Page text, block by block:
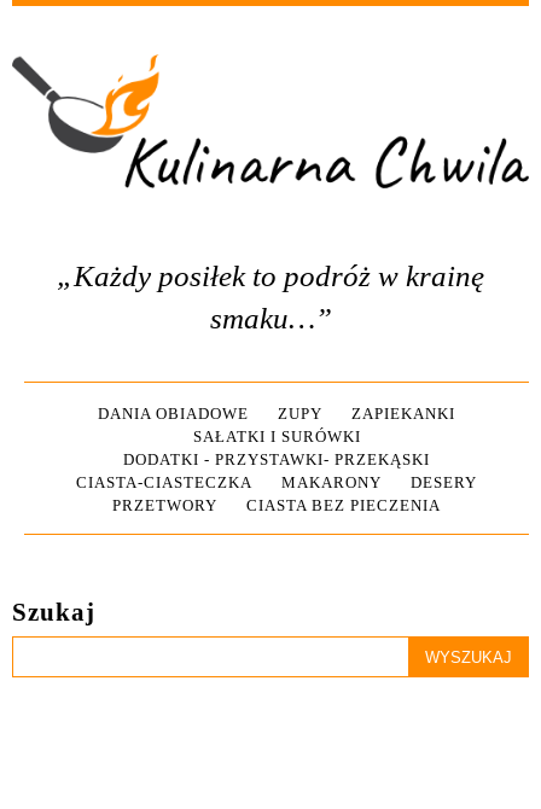
„Każdy posiłek to podróż w krainę
smaku…”
DANIA OBIADOWE ZUPY
ZAPIEKANKI
SAŁATKI I SURÓWKI
DODATKI - PRZYSTAWKI- PRZEKĄSKI
CIASTA-CIASTECZKA
MAKARONY
DESERY
PRZETWORY
CIASTA BEZ PIECZENIA
Szukaj